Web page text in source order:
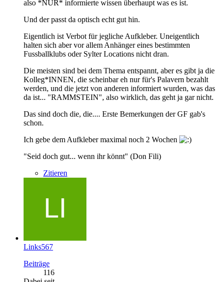
also *NUR* informierte wissen überhaupt was es ist.
Und der passt da optisch echt gut hin.
Eigentlich ist Verbot für jegliche Aufkleber. Uneigentlich
halten sich aber vor allem Anhänger eines bestimmten
Fussballklubs oder Sylter Locations nicht dran.
Die meisten sind bei dem Thema entspannt, aber es gibt ja die
Kolleg*INNEN, die scheinbar eh nur für's Palavern bezahlt
werden, und die jetzt von anderen informiert wurden, was das
da ist... "RAMMSTEIN", also wirklich, das geht ja gar nicht.
Das sind doch die, die.... Erste Bemerkungen der GF gab's
schon.
Ich gebe dem Aufkleber maximal noch 2 Wochen
"Seid doch gut... wenn ihr könnt" (Don Fili)
Zitieren
Links567
Beiträge
116